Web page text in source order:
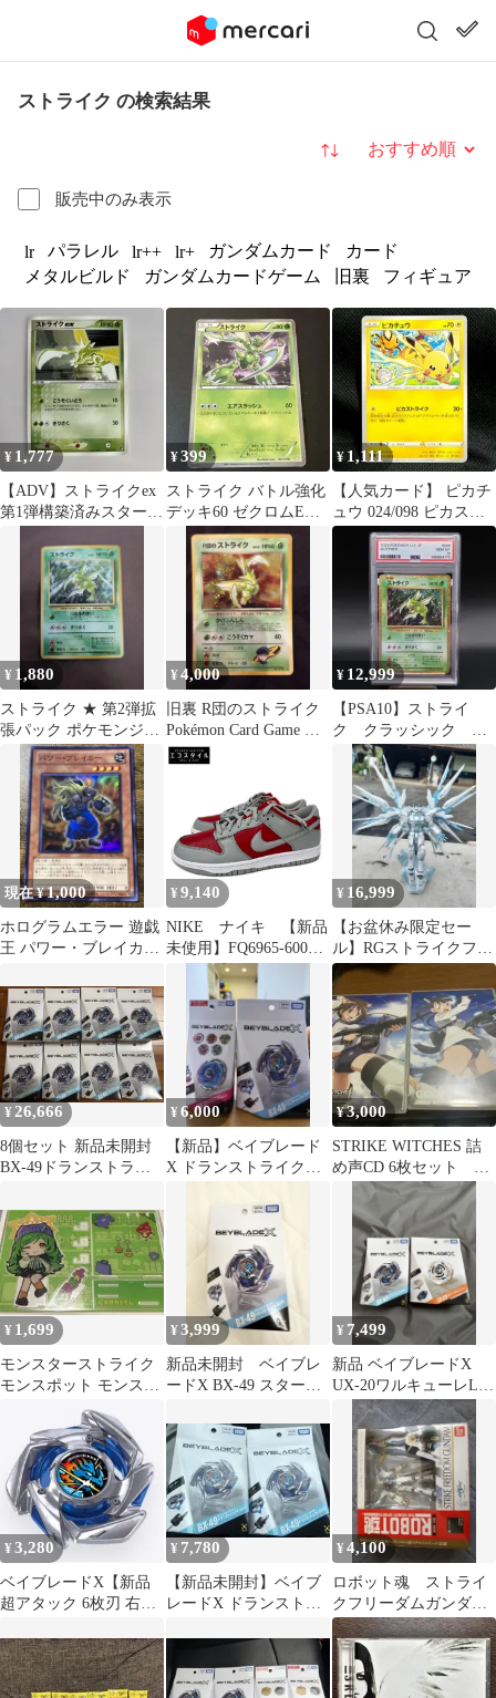
ストライク の検索結果
販売中のみ表示
並び替え
lr パラレル lr++ lr+ ガンダムカード
カード
メタルビルド
ガンダムカードゲーム 旧裏 フィギュア
¥ 1,777
【ADV】ストライクex
第1弾構築済みスタータ
001/019
¥399
ストライク バトル強化
デッキ60 ゼクロムEX
BKZ 001/018
¥ 1,111
【人気カード】 ピカチ
ュウ 024/098 ピカスト
ライク
¥ 1,880
ストライク ★ 第2弾拡
張パック ポケモンジャ
ングル 渦巻きホロ有
¥4,000
旧裏 R団のストライク
Pokémon Card Game ポ
ケモン アニメ
¥ 12,999
【PSA10】ストライ
ク クラッシック
Classic CLF ポケモ
ンカード
現在 ¥1,000
ホログラムエラー 遊戯
王 パワー・ブレイカー
¥ 9,140
NIKE ナイキ 【新品
未使用】FQ6965-600
DUNK LOW QS ダンク
ロー クイックストライ
ク スニーカー US10
¥ 16,999
【お盆休み限定セー
ル】RGストライクフリ
ーダム トワイライト
コーティング 全塗装
¥ 26,666
8個セット 新品未開封
BX-49ドランストライ
¥6,000
【新品】ベイブレード
X ドランストライク&
¥3,000
STRIKE WITCHES 詰
め声CD 6枚セット
BOX付
¥ 1,699
モンスターストライク
モンスポット モンスト
くじ ガブリエル アクリ
ルスタンド
¥3,999
新品未開封 ベイブレ
ードX BX-49 スタータ
50FF
¥ 7,499
新品 ベイブレードX
UX-20ワルキューレLF
BX-49 ドランストライ
¥3,280
ベイブレードX【新品
超アタック 6枚刃 右回
ブレード
¥ 7,780
【新品未開封】ベイブ
レードX ドランストラ
¥4,100
ロボット魂 ストライ
クフリーダムガンダム
初回限定版